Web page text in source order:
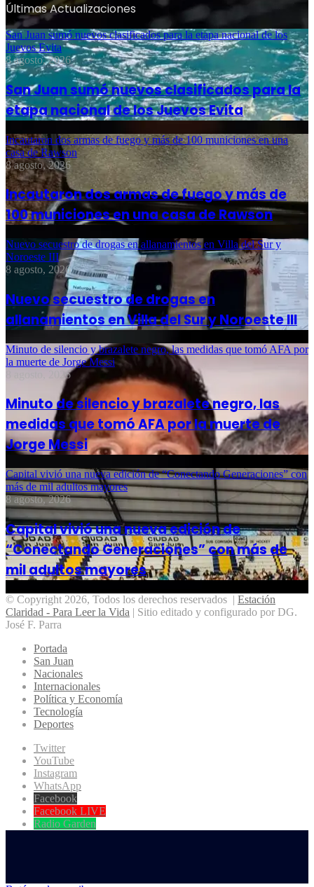
Últimas Actualizaciones
San Juan sumó nuevos clasificados para la etapa nacional de los
Juevos Evita
8 agosto, 2026
San Juan sumó nuevos clasificados para la
etapa nacional de los Juevos Evita
Incautaron dos armas de fuego y más de 100 municiones en una
casa de Rawson
8 agosto, 2026
Incautaron dos armas de fuego y más de
100 municiones en una casa de Rawson
Nuevo secuestro de drogas en allanamientos en Villa del Sur y
Noroeste III
8 agosto, 2026
Nuevo secuestro de drogas en
allanamientos en Villa del Sur y Noroeste III
Minuto de silencio y brazalete negro, las medidas que tomó AFA por
la muerte de Jorge Messi
8 agosto, 2026
Minuto de silencio y brazalete negro, las
medidas que tomó AFA por la muerte de
Jorge Messi
Capital vivió una nueva edición de “Conectando Generaciones” con
más de mil adultos mayores
8 agosto, 2026
Capital vivió una nueva edición de
“Conectando Generaciones” con más de
mil adultos mayores
© Copyright 2026, Todos los derechos reservados | Estación
Claridad - Para Leer la Vida | Sitio editado y configurado por DG.
José F. Parra
Portada
San Juan
Nacionales
Internacionales
Política y Economía
Tecnología
Deportes
Twitter
YouTube
Instagram
WhatsApp
Facebook
Facebook LIVE
Radio Garden